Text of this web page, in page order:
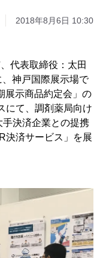
2018年8月6日 10:30
代表取締役：太田
神戸国際展示場で
示商品約定会」の
にて、調剤薬局向け
決済企業との提携
決済サービス」を展